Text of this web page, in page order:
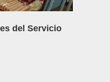
del Servicio